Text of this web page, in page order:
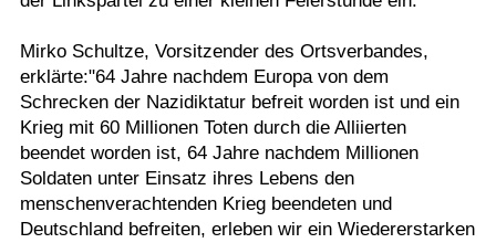
Mirko Schultze, Vorsitzender des Ortsverbandes,
erklärte:"64 Jahre nachdem Europa von dem
Schrecken der Nazidiktatur befreit worden ist und ein
Krieg mit 60 Millionen Toten durch die Alliierten
beendet worden ist, 64 Jahre nachdem Millionen
Soldaten unter Einsatz ihres Lebens den
menschenverachtenden Krieg beendeten und
Deutschland befreiten, erleben wir ein Wiedererstarken